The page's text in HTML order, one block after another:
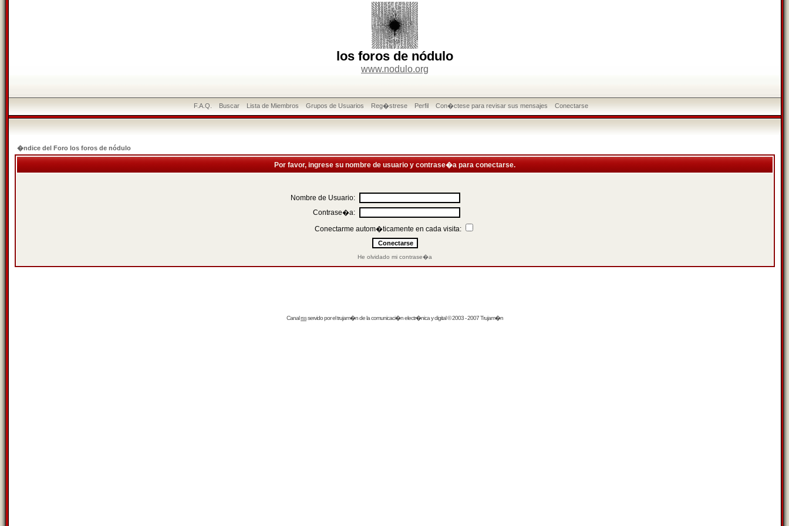
los foros de nódulo
www.nodulo.org
F.A.Q. Buscar Lista de Miembros Grupos de Usuarios Reg�strese Perfil Con�ctese para revisar sus mensajes Conectarse
�ndice del Foro los foros de nódulo
Por favor, ingrese su nombre de usuario y contrase�a para conectarse.
Nombre de Usuario:
Contrase�a:
Conectarme autom�ticamente en cada visita:
He olvidado mi contrase�a
Canalrssservido por eltrujam�nde la comunicaci�n electr�nica y digital © 2003 - 2007 Trujam�n